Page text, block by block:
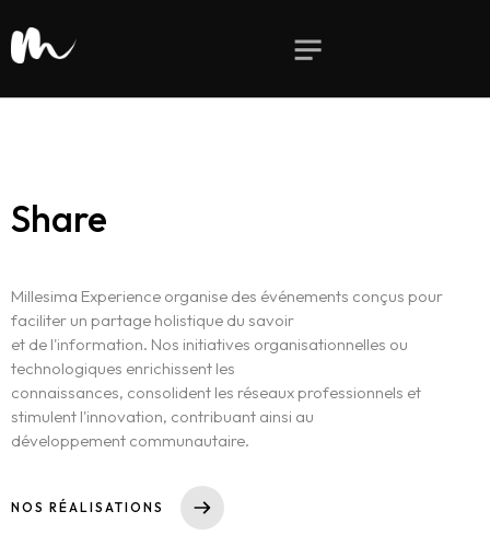
Share
Millesima Experience organise des événements conçus pour
faciliter un partage holistique du savoir
et de l'information. Nos initiatives organisationnelles ou
technologiques enrichissent les
connaissances, consolident les réseaux professionnels et
stimulent l'innovation, contribuant ainsi au
développement communautaire.
NOS RÉALISATIONS